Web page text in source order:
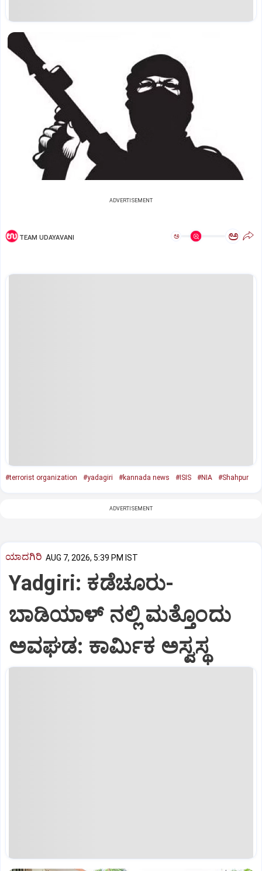
ADVERTISEMENT
TEAM UDAYAVANI ಅ ಅ
#terrorist organization #yadagiri #kannada news #ISIS #NIA #Shahpur
ADVERTISEMENT
ಯಾದಗಿರಿ AUG 7, 2026, 5:39 PM IST
Yadgiri: ಕಡೆಚೂರು-
ಬಾಡಿಯಾಳ್ ನಲ್ಲಿ ಮತ್ತೊಂದು
ಅವಘಡ: ಕಾರ್ಮಿಕ ಅಸ್ವಸ್ಥ